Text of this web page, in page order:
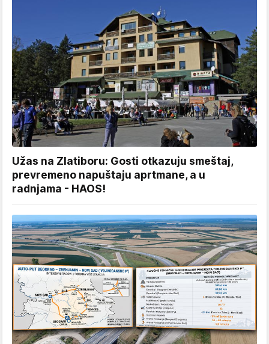
Užas na Zlatiboru: Gosti otkazuju smeštaj,
prevremeno napuštaju aprtmane, a u
radnjama - HAOS!